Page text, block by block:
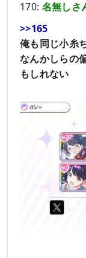
170: 名無しさ
>>165
俺も同じ小糸
なんかしらの
もしれない